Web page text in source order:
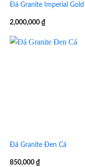
Đá Granite Imperial Gold
2,000,000 ₫
Đá Granite Đen Cá
850,000 ₫